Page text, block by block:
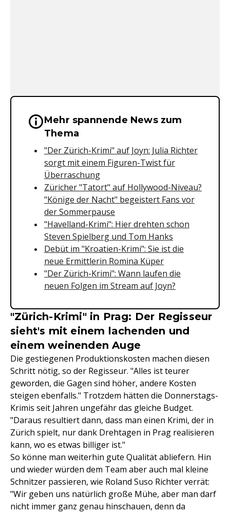
Wichtige Hinweise &
Mehr spannende News zum
Thema
"Der Zürich-Krimi" auf Joyn: Julia Richter
sorgt mit einem Figuren-Twist für
Überraschung
Züricher "Tatort" auf Hollywood-Niveau?
"Könige der Nacht" begeistert Fans vor
der Sommerpause
"Havelland-Krimi": Hier drehten schon
Steven Spielberg und Tom Hanks
Debüt im "Kroatien-Krimi": Sie ist die
neue Ermittlerin Romina Küper
"Der Zürich-Krimi": Wann laufen die
neuen Folgen im Stream auf Joyn?
"Zürich-Krimi" in Prag: Der Regisseur
sieht's mit einem lachenden und
einem weinenden Auge
Die gestiegenen Produktionskosten machen diesen
Schritt nötig, so der Regisseur. "Alles ist teurer
geworden, die Gagen sind höher, andere Kosten
steigen ebenfalls." Trotzdem hätten die Donnerstags-
Krimis seit Jahren ungefähr das gleiche Budget.
"Daraus resultiert dann, dass man einen Krimi, der in
Zürich spielt, nur dank Drehtagen in Prag realisieren
kann, wo es etwas billiger ist."
So könne man weiterhin gute Qualität abliefern. Hin
und wieder würden dem Team aber auch mal kleine
Schnitzer passieren, wie Roland Suso Richter verrät:
"Wir geben uns natürlich große Mühe, aber man darf
nicht immer ganz genau hinschauen, denn da